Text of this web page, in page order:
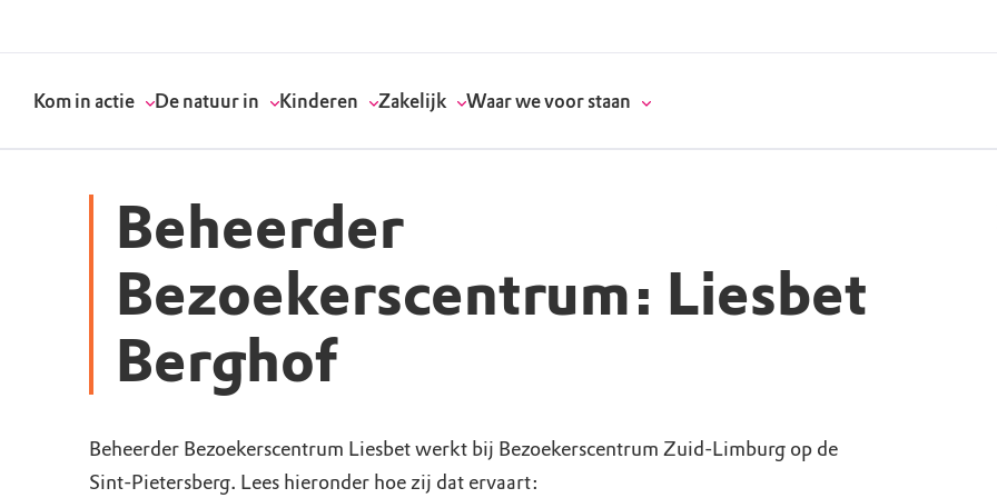
Kom in actie
Werken bij
De natuur in
Bezoekerscentra
Kinderen
Speeltips
Zakelijk
Onze partners & supporters
Waar we voor staan
Wat wij doen
Beheerder
Bezoekerscentrum: Liesbet
Berghof
Beheerder Bezoekerscentrum Liesbet werkt bij Bezoekerscentrum Zuid-Limburg op de
Sint-Pietersberg. Lees hieronder hoe zij dat ervaart: